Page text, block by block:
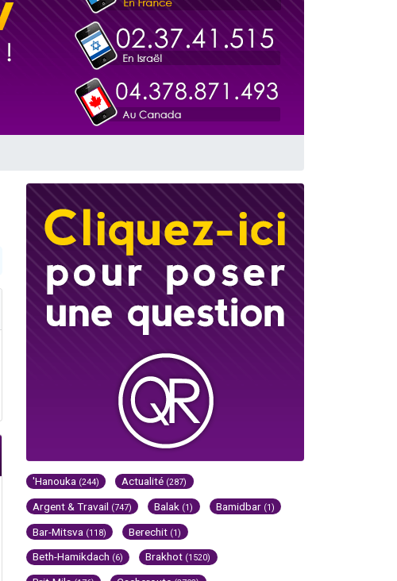
'Hanouka (244) Actualité (287)
Argent & Travail (747) Balak (1) Bamidbar (1)
Bar-Mitsva (118) Berechit (1)
Beth-Hamikdach (6) Brakhot (1520)